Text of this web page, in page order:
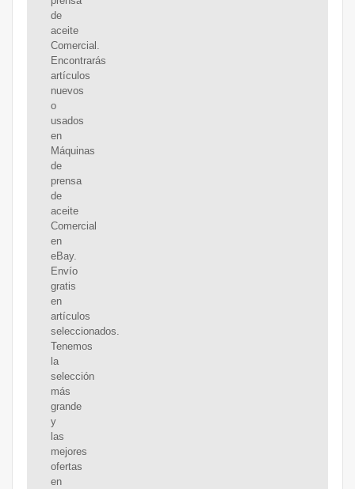
de
aceite
Comercial.
Encontrarás
artículos
nuevos
o
usados
en
Máquinas
de
prensa
de
aceite
Comercial
en
eBay.
Envío
gratis
en
artículos
seleccionados.
Tenemos
la
selección
más
grande
y
las
mejores
ofertas
en